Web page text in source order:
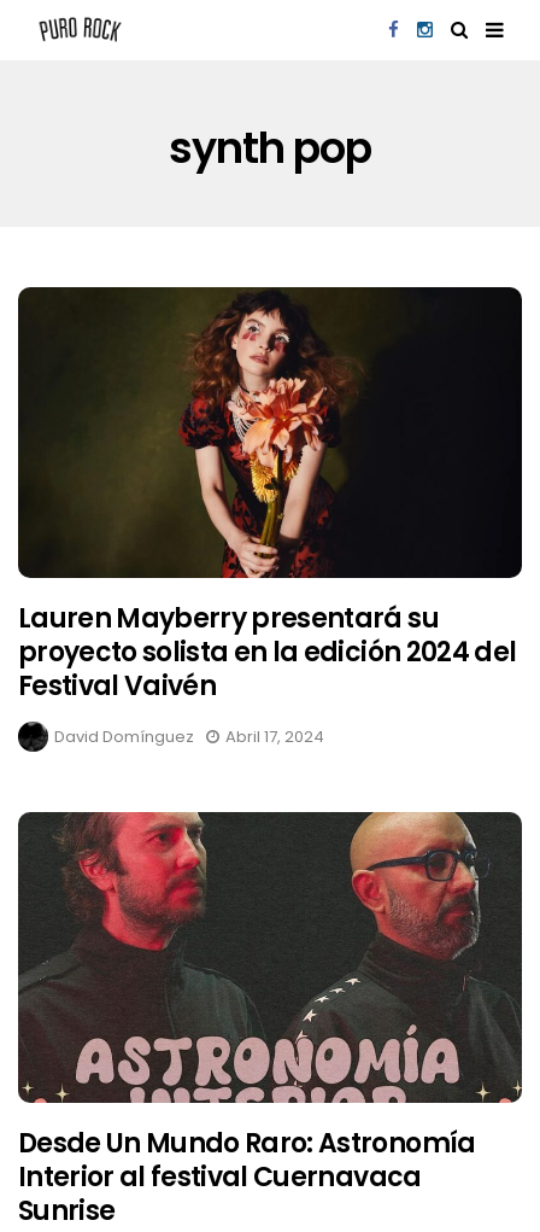
synth pop
Lauren Mayberry presentará su
proyecto solista en la edición 2024 del
Festival Vaivén
David Domínguez Abril 17, 2024
Desde Un Mundo Raro: Astronomía
Interior al festival Cuernavaca
Sunrise